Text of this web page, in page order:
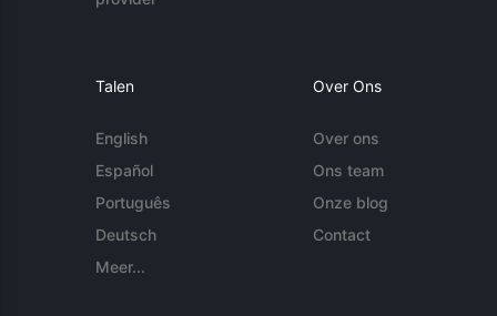
Talen
English
Español
Português
Deutsch
Meer...
Over Ons
Over ons
Ons team
Onze blog
Contact